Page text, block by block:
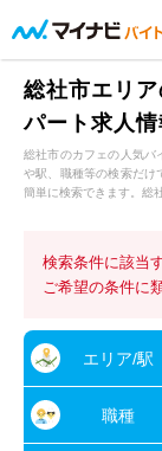
総社市エリ
パート求人情
総社市のカフェの人気バ
や駅、職種等の検索だけ
簡単に検索できます。総
検索条件に該当
ご希望の条件に
エリア/駅
職種